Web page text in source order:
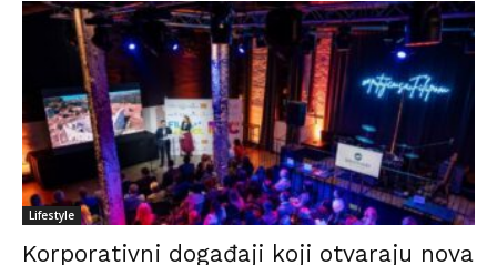
Lifestyle
Korporativni događaji koji otvaraju nova